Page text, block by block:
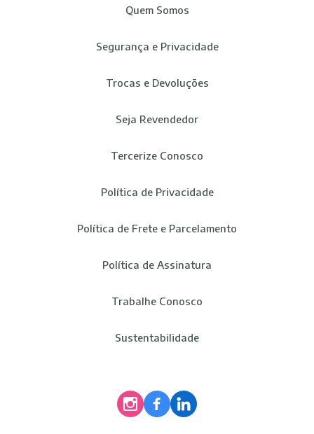
Quem Somos
Segurança e Privacidade
Trocas e Devoluções
Seja Revendedor
Tercerize Conosco
Política de Privacidade
Política de Frete e Parcelamento
Política de Assinatura
Trabalhe Conosco
Sustentabilidade